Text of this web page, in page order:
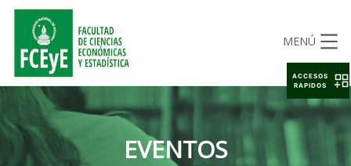
MENÚ
EVENTOS
ACCESOS
RAPIDOS